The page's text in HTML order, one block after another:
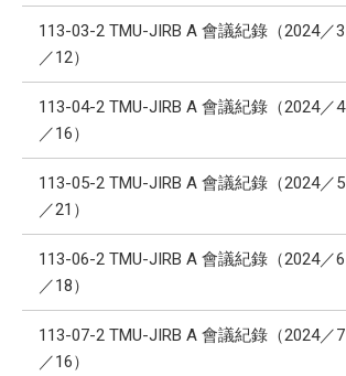
113-03-2 TMU-JIRB A 會議紀錄（2024／3
／12）
113-04-2 TMU-JIRB A 會議紀錄（2024／4
／16）
113-05-2 TMU-JIRB A 會議紀錄（2024／5
／21）
113-06-2 TMU-JIRB A 會議紀錄（2024／6
／18）
113-07-2 TMU-JIRB A 會議紀錄（2024／7
／16）